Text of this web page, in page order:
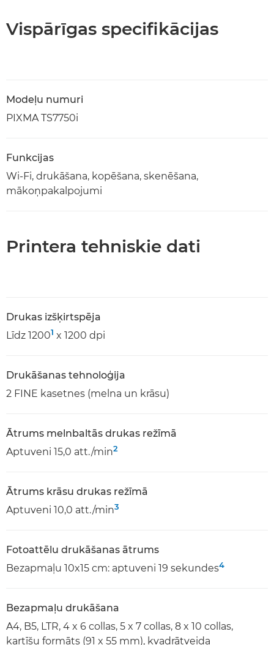
Vispārīgas specifikācijas
Modeļu numuri
PIXMA TS7750i
Funkcijas
Wi-Fi, drukāšana, kopēšana, skenēšana,
mākoņpakalpojumi
Printera tehniskie dati
Drukas izšķirtspēja
Līdz 12001 x 1200 dpi
Drukāšanas tehnoloģija
2 FINE kasetnes (melna un krāsu)
Ātrums melnbaltās drukas režīmā
Aptuveni 15,0 att./min2
Ātrums krāsu drukas režīmā
Aptuveni 10,0 att./min3
Fotoattēlu drukāšanas ātrums
Bezapmaļu 10x15 cm: aptuveni 19 sekundes4
Bezapmaļu drukāšana
A4, B5, LTR, 4 x 6 collas, 5 x 7 collas, 8 x 10 collas,
kartīšu formāts (91 x 55 mm), kvadrātveida